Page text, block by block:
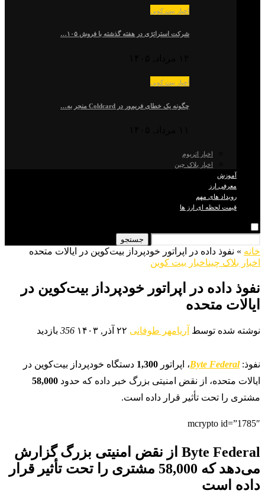
اخبار بیت کوین
شرکت استراتژی در هفته گذشته با فروش ۱۰۵…
اخبار بیت کوین
چگونه یک خطای فریم‌ور در Coldcard منجر به…
اخبار اتریوم
اخبار بلاک چین
آموزش
معرفی ارز
رویداد های مهم
قیمت لحظه ای ارز ها
جستجو
خانه » نفوذ داده در اپراتور خودپرداز بیت‌کوین در ایالات متحده
اخبار بلاک چیناخبار بیت کوین
نفوذ داده در اپراتور خودپرداز بیت‌کوین در
ایالات متحده
نوشته شده توسط آریامهر طوفانی ۲۲ آذر, ۱۴۰۳ 356 بازدید
نفوذ:Byte Federal، اپراتور 1,300 دستگاه خودپرداز بیت‌کوین در
ایالات متحده، از نقض امنیتی بزرگ خبر داده که حدود 58,000
مشتری را تحت تأثیر قرار داده است.
mcrypto id=”1785″
Byte Federal از نقض امنیتی بزرگ گزارش
می‌دهد که 58,000 مشتری را تحت تأثیر قرار
داده است